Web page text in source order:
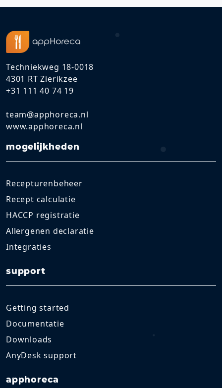
Techniekweg 18-0018
4301 RT Zierikzee
+31 111 40 74 19
team@apphoreca.nl
www.apphoreca.nl
mogelijkheden
Recepturenbeheer
Recept calculatie
HACCP registratie
Allergenen declaratie
Integraties
support
Getting started
Documentatie
Downloads
AnyDesk support
apphoreca